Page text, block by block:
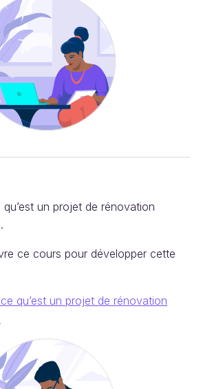
qu’est un projet de rénovation
ce cours pour développer cette
qu’est un projet de rénovation